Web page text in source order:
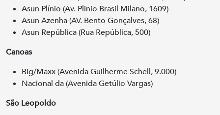
Asun Plínio (Av. Plinio Brasil Milano, 1609)
Asun Azenha (AV. Bento Gonçalves, 68)
Asun República (Rua República, 500)
Canoas
Big/Maxx (Avenida Guilherme Schell, 9.000)
Nacional da (Avenida Getúlio Vargas)
São Leopoldo